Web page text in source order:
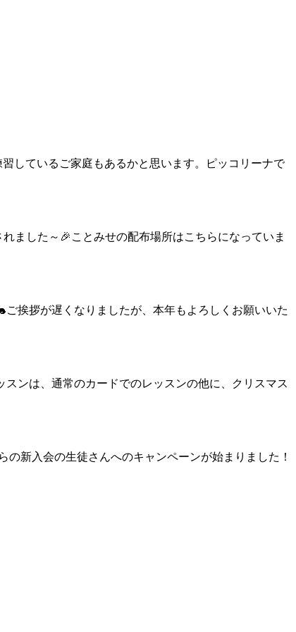
しているご家庭もあるかと思います。ピッコリーナで
ました～🎉ことみせの配布場所はこちらになっていま
挨拶が遅くなりましたが、本年もよろしくお願いいた
ンは、通常のカードでのレッスンの他に、クリスマス
新入会の生徒さんへのキャンペーンが始まりました！